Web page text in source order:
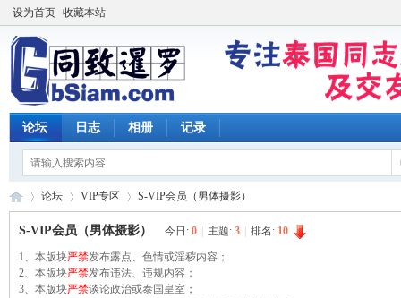
设为首页 收藏本站
论坛 日志 相册 记录
同 »
论坛
›
VIP专区
›
S-VIP会员（男体摄影）
S-VIP会员（男体摄影） 今日: 0 主题: 3 排名: 10
1、本版块严禁发布露点、色情或淫秽内容；
2、本版块严禁发布违法、违规内容；
3、本版块严禁谈论政治或泰国皇室；